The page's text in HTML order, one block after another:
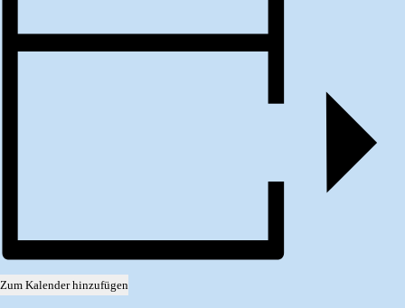
Zum Kalender hinzufügen